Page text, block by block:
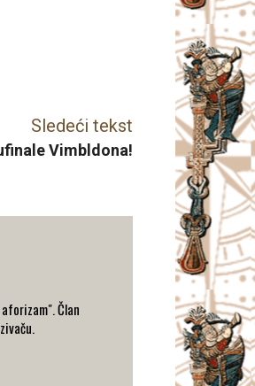
Sledeći tekst
Vimbldona!
Član